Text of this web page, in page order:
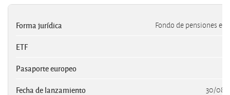
Forma jurídica Fondo de pensiones
ETF
Pasaporte europeo
Fecha de lanzamiento 30/08/